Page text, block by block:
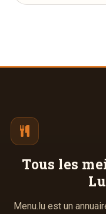
Tous les
Menu.lu est un